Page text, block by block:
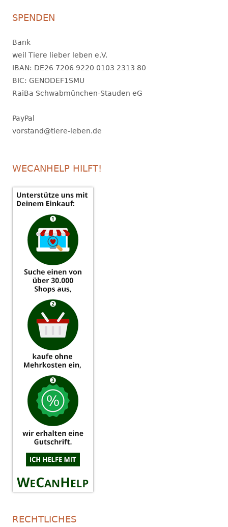
SPENDEN
Bank
weil Tiere lieber leben e.V.
IBAN: DE26 7206 9220 0103 2313 80
BIC: GENODEF1SMU
RaiBa Schwabmünchen-Stauden eG
PayPal
vorstand@tiere-leben.de
WECANHELP HILFT!
RECHTLICHES